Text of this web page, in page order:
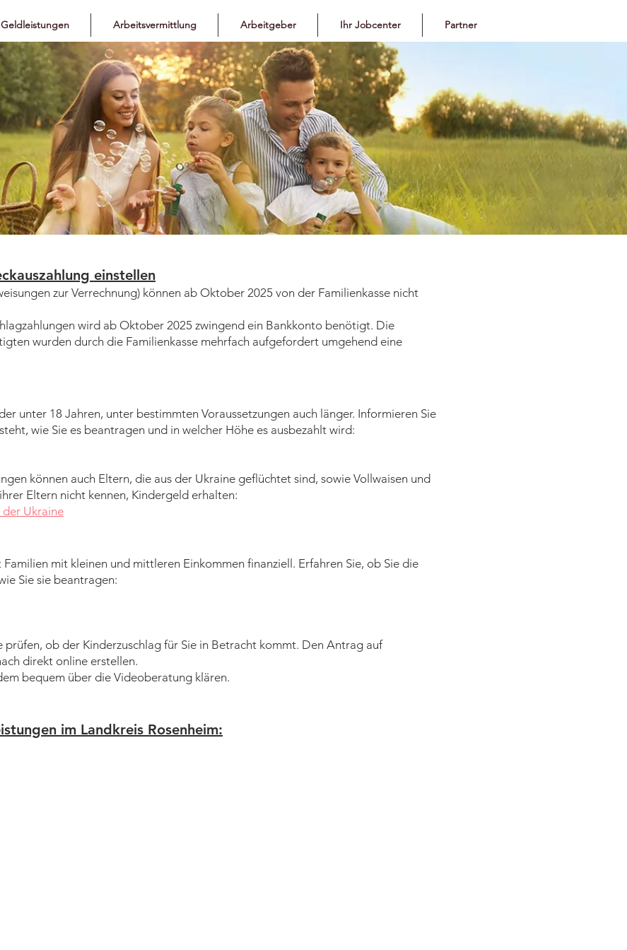
Geldleistungen Arbeitsvermittlung Arbeitgeber Ihr Jobcenter Partner
einstellen
zur Verrechnung) können ab Oktober 2025 von der Familienkasse nicht
wird ab Oktober 2025 zwingend ein Bankkonto benötigt. Die
wurden durch die Familienkasse mehrfach aufgefordert umgehend eine
unter 18 Jahren, unter bestimmten Voraussetzungen auch länger. Informieren Sie
wie Sie es beantragen und in welcher Höhe es ausbezahlt wird:
können auch Eltern, die aus der Ukraine geflüchtet sind, sowie Vollwaisen und
Eltern nicht kennen, Kindergeld erhalten:
Ukraine
mit kleinen und mittleren Einkommen finanziell. Erfahren Sie, ob Sie die
Sie sie beantragen:
prüfen, ob der Kinderzuschlag für Sie in Betracht kommt. Den Antrag auf
direkt online erstellen.
bequem über die Videoberatung klären.
im Landkreis Rosenheim: